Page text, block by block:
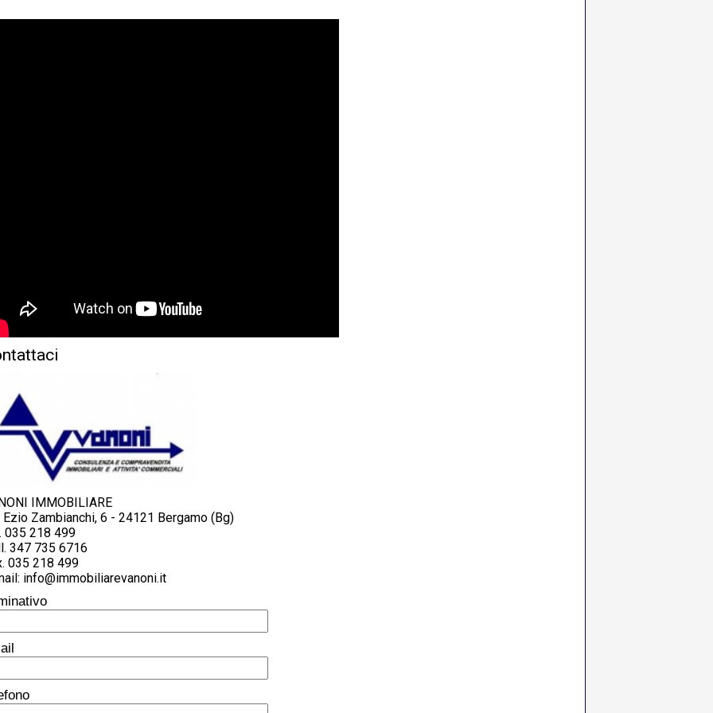
IMMOBILIARE
Ezio Zambianchi, 6 - 24121 Bergamo (Bg)
035 218 499
347 735 6716
035 218 499
info@immobiliarevanoni.it